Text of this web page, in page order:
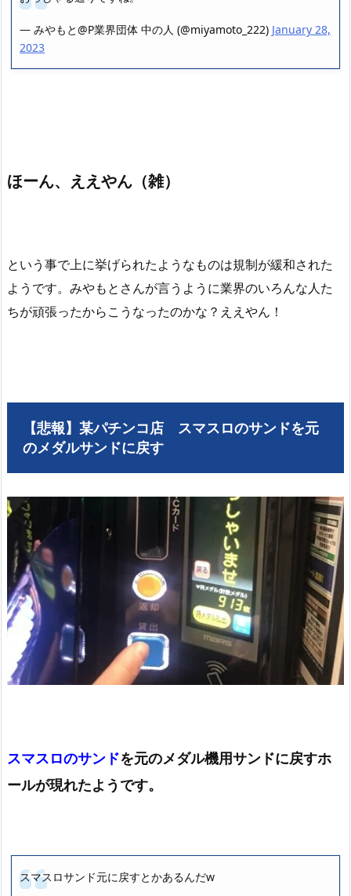
— みやもと@P業界団体 中の人 (@miyamoto_222) January 28,
2023
ほーん、ええやん（雑）
という事で上に挙げられたようなものは規制が緩和された
ようです。みやもとさんが言うように業界のいろんな人た
ちが頑張ったからこうなったのかな？ええやん！
【悲報】某パチンコ店 スマスロのサンドを元
のメダルサンドに戻す
スマスロのサンドを元のメダル機用サンドに戻すホ
ールが現れたようです。
スマスロサンド元に戻すとかあるんだw